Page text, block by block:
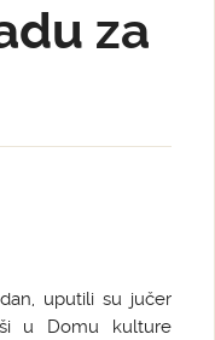
za
uputili su jučer
u Domu kulture